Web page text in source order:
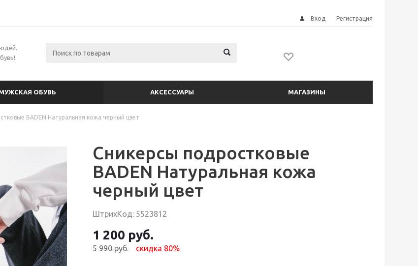
Вход
Регистрация
ОБУВЬ АКСЕССУАРЫ МАГАЗИНЫ
BADEN Натуральная кожа черный цвет
Сникерсы подростковые
BADEN Натуральная кожа
черный цвет
ШтрихКод: 5523812
1 200 руб.
5 990 руб. скидка 80%